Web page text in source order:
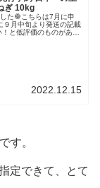
ぎ 10kg
た🧅こちらは7月に申
９月中旬より発送の記載
と低評価のものがあり
2022.12.15
す。
定できて、とて